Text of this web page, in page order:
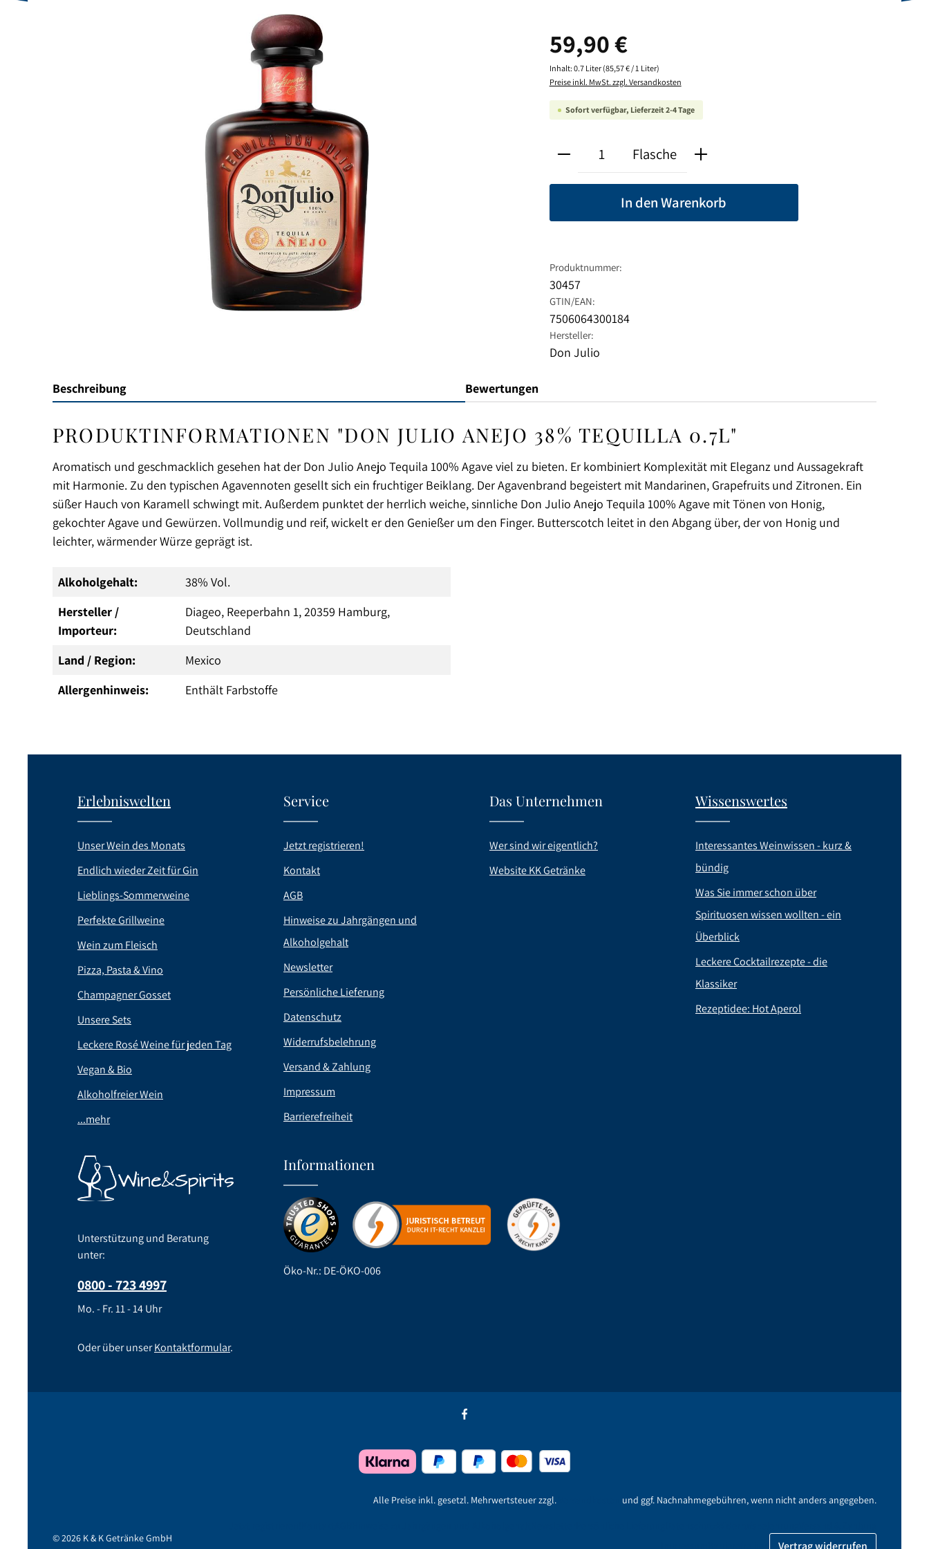
Regulärer Preis:
59,90 €
Inhalt:0.7 Liter(85,57 € / 1 Liter)
Preise inkl. MwSt. zzgl. Versandkosten
Sofort verfügbar, Lieferzeit 2-4 Tage
Produkt Anzahl: Gib den gewünschten Wert ein oder
Flasche
In den Warenkorb
Produktnummer:
30457
GTIN/EAN:
7506064300184
Hersteller:
Don Julio
Beschreibung Bewertungen
PRODUKTINFORMATIONEN "DON JULIO ANEJO 38% TEQUILLA 0.7L"
Aromatisch und geschmacklich gesehen hat der Don Julio Anejo Tequila 100% Agave viel zu bieten. Er kombiniert Komplexität mit Eleganz und Aussagekraft
mit Harmonie. Zu den typischen Agavennoten gesellt sich ein fruchtiger Beiklang. Der Agavenbrand begeistert mit Mandarinen, Grapefruits und Zitronen. Ein
süßer Hauch von Karamell schwingt mit. Außerdem punktet der herrlich weiche, sinnliche Don Julio Anejo Tequila 100% Agave mit Tönen von Honig,
gekochter Agave und Gewürzen. Vollmundig und reif, wickelt er den Genießer um den Finger. Butterscotch leitet in den Abgang über, der von Honig und
leichter, wärmender Würze geprägt ist.
Alkoholgehalt:
38% Vol.
Hersteller /
Importeur:
Diageo, Reeperbahn 1, 20359 Hamburg,
Deutschland
Land / Region:
Mexico
Allergenhinweis:
Enthält Farbstoffe
Erlebniswelten
Unser Wein des Monats
Endlich wieder Zeit für Gin
Lieblings-Sommerweine
Perfekte Grillweine
Wein zum Fleisch
Pizza, Pasta & Vino
Champagner Gosset
Unsere Sets
Leckere Rosé Weine für jeden Tag
Vegan & Bio
Alkoholfreier Wein
...mehr
Service
Jetzt registrieren!
Kontakt
AGB
Hinweise zu Jahrgängen und
Alkoholgehalt
Newsletter
Persönliche Lieferung
Datenschutz
Widerrufsbelehrung
Versand & Zahlung
Impressum
Barrierefreiheit
Das Unternehmen
Wer sind wir eigentlich?
Website KK Getränke
Wissenswertes
Interessantes Weinwissen - kurz &
bündig
Was Sie immer schon über
Spirituosen wissen wollten - ein
Überblick
Leckere Cocktailrezepte - die
Klassiker
Rezeptidee: Hot Aperol
Unterstützung und Beratung
unter:
0800 - 723 4997
Mo. - Fr. 11 - 14 Uhr
Oder über unserKontaktformular.
Informationen
Öko-Nr.: DE-ÖKO-006
Alle Preise inkl. gesetzl. Mehrwertsteuer zzgl. und ggf. Nachnahmegebühren, wenn nicht anders angegeben.
© 2026 K & K Getränke GmbH
Vertrag widerrufen